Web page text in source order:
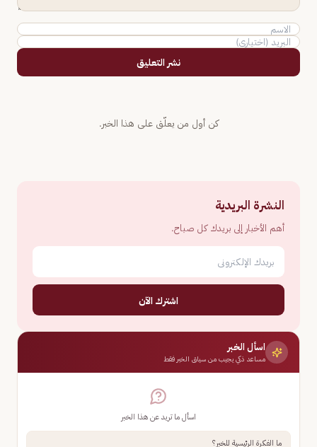
نشر التعليق
كن أول من يعلّق على هذا الخبر.
النشرة البريدية
أهم الأخبار إلى بريدك كل صباح.
اشترك الآن
اسأل الخبر
مساعد ذكي يجيب من سياق الخبر فقط
اسأل ما تريد عن هذا الخبر
ما الفكرة الرئيسية للخبر؟